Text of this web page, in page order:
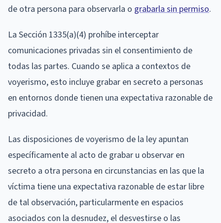
de otra persona para observarla o grabarla sin permiso.
La Sección 1335(a)(4) prohíbe interceptar
comunicaciones privadas sin el consentimiento de
todas las partes. Cuando se aplica a contextos de
voyerismo, esto incluye grabar en secreto a personas
en entornos donde tienen una expectativa razonable de
privacidad.
Las disposiciones de voyerismo de la ley apuntan
específicamente al acto de grabar u observar en
secreto a otra persona en circunstancias en las que la
víctima tiene una expectativa razonable de estar libre
de tal observación, particularmente en espacios
asociados con la desnudez, el desvestirse o las